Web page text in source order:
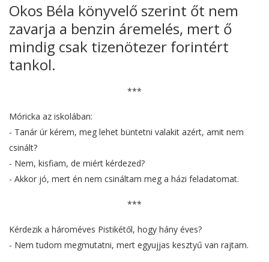
Okos Béla könyvelő szerint őt nem
zavarja a benzin áremelés, mert ő
mindig csak tizenötezer forintért
tankol.
***
Móricka az iskolában:
- Tanár úr kérem, meg lehet büntetni valakit azért, amit nem
csinált?
- Nem, kisfiam, de miért kérdezed?
- Akkor jó, mert én nem csináltam meg a házi feladatomat.
***
Kérdezik a hároméves Pistikétől, hogy hány éves?
- Nem tudom megmutatni, mert egyujjas kesztyű van rajtam.